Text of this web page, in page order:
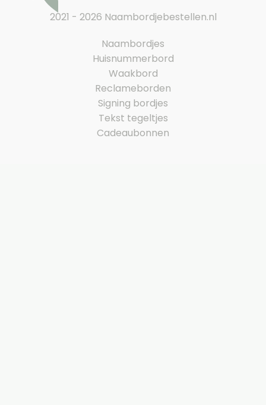
2021 - 2026 Naambordjebestellen.nl
Naambordjes
Huisnummerbord
Waakbord
Reclameborden
Signing bordjes
Tekst tegeltjes
Cadeaubonnen